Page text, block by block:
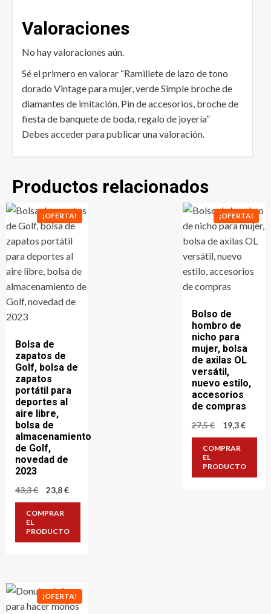
Valoraciones
No hay valoraciones aún.
Sé el primero en valorar “Ramillete de lazo de tono
dorado Vintage para mujer, verde Simple broche de
diamantes de imitación, Pin de accesorios, broche de
fiesta de banquete de boda, regalo de joyería”
Debes accederpara publicar una valoración.
Productos relacionados
¡OFERTA!
Bolsa de
zapatos de
Golf, bolsa de
zapatos
portátil para
deportes al
aire libre,
bolsa de
almacenamiento
de Golf,
novedad de
2023
43,3€
El
original
43,3 €.
23,8€El
23,8 €.
COMPRAR
EL
PRODUCTO
¡OFERTA!
Bolso de
hombro de
nicho para
mujer, bolsa
de axilas OL
versátil,
nuevo estilo,
accesorios
de compras
27,5€
El
original
27,5 €.
19,3€El
19,3 €.
COMPRAR
EL
PRODUCTO
¡OFERTA!